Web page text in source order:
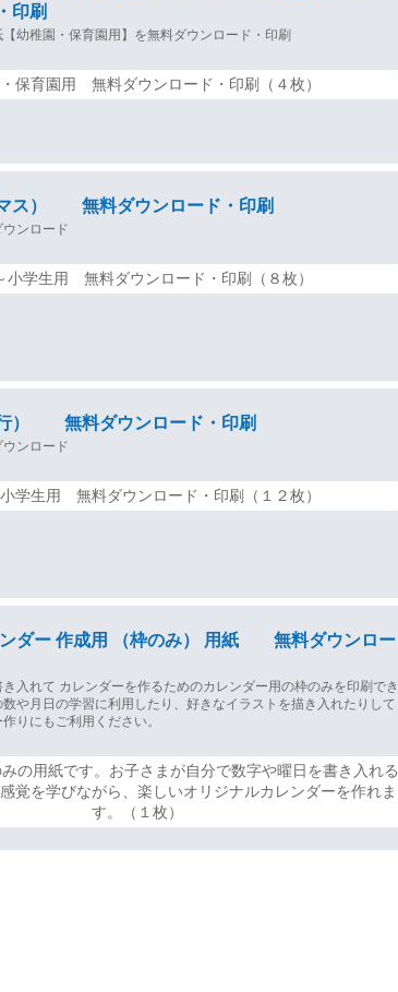
印刷
幼稚園・保育園用】を無料ダウンロード・印刷
保育園用 無料ダウンロード・印刷（４枚）
マス） 無料ダウンロード・印刷
ウンロード
小学生用 無料ダウンロード・印刷（８枚）
行） 無料ダウンロード・印刷
ウンロード
学生用 無料ダウンロード・印刷（１２枚）
ンダー 作成用 （枠のみ） 用紙 無料ダウンロー
入れて カレンダーを作るためのカレンダー用の枠のみを印刷でき
や月日の学習に利用したり、好きなイラストを描き入れたりして
りにもご利用ください。
の用紙です。お子さまが自分で数字や曜日を書き入れる
覚を学びながら、楽しいオリジナルカレンダーを作れま
す。（１枚）